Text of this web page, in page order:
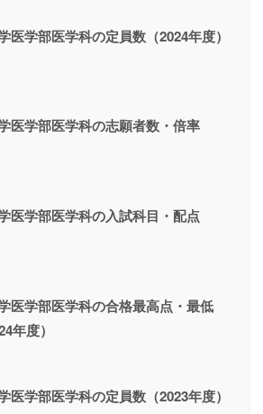
医学部医学科の定員数（2024年度）
医学部医学科の志願者数・倍率
医学部医学科の入試科目・配点
医学部医学科の合格最高点・最低
年度）
医学部医学科の定員数（2023年度）